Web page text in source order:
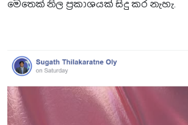
මෙතෙක් නිල ප්‍රකාශයක් සිදු කර නැහැ.